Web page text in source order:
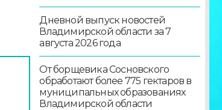
Дневной выпуск новостей
Владимирской области за 7
августа 2026 года
От борщевика Сосновского
обработают более 775 гектаров в
муниципальных образованиях
Владимирской области